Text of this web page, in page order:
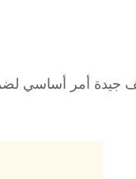
أمر أساسي